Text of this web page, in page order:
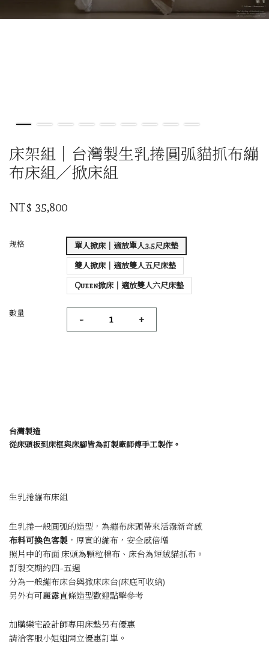
床架組｜台灣製生乳捲圓弧貓抓布繃
布床組／掀床組
NT$ 35,800
規格 單人掀床｜適放​單人3.5尺床墊
雙人掀床｜適放​雙人五尺床墊
Queen掀床｜適放​雙人六尺床墊
數量 - +
台灣製造
從床頭板到床框與床腳皆為訂製廠師傅手工製作。
生乳捲繃布床組
生乳捲一般圓弧的造型，為繃布床頭帶來活潑新奇感
布料可換色客製 ，厚實的繃布，安全感倍增
照片中的布面 床頭為顆粒棉布、床台為短絨貓抓布。
訂製交期約四~五週
分為一般繃布床台與掀床床台(床底可收納)
另外有可麗露直條造型歡迎點擊參考
加購樂宅設計師專用床墊另有優惠
請洽客服小姐姐開立優惠訂單。